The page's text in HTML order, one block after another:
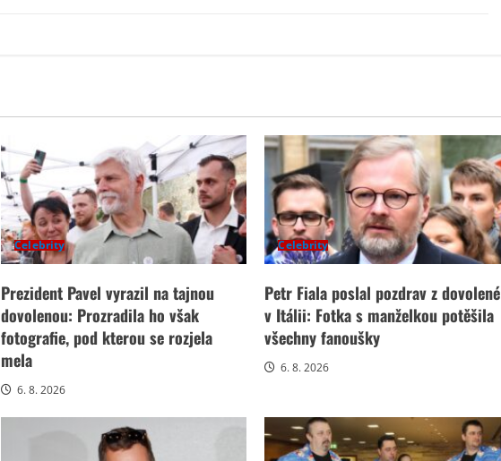
Celebrity
Prezident Pavel vyrazil na tajnou
dovolenou: Prozradila ho však
fotografie, pod kterou se rozjela
mela
6. 8. 2026
Celebrity
Petr Fiala poslal pozdrav z dovolené
v Itálii: Fotka s manželkou potěšila
všechny fanoušky
6. 8. 2026